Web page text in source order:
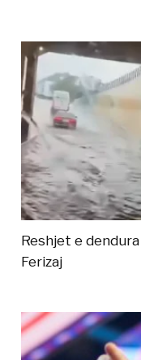
Reshjet e
Ferizaj